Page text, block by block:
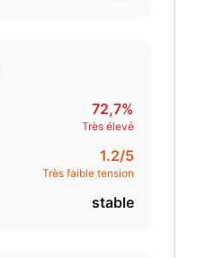
72,7%
Très élevé
1.2/5
Très faible tension
stable